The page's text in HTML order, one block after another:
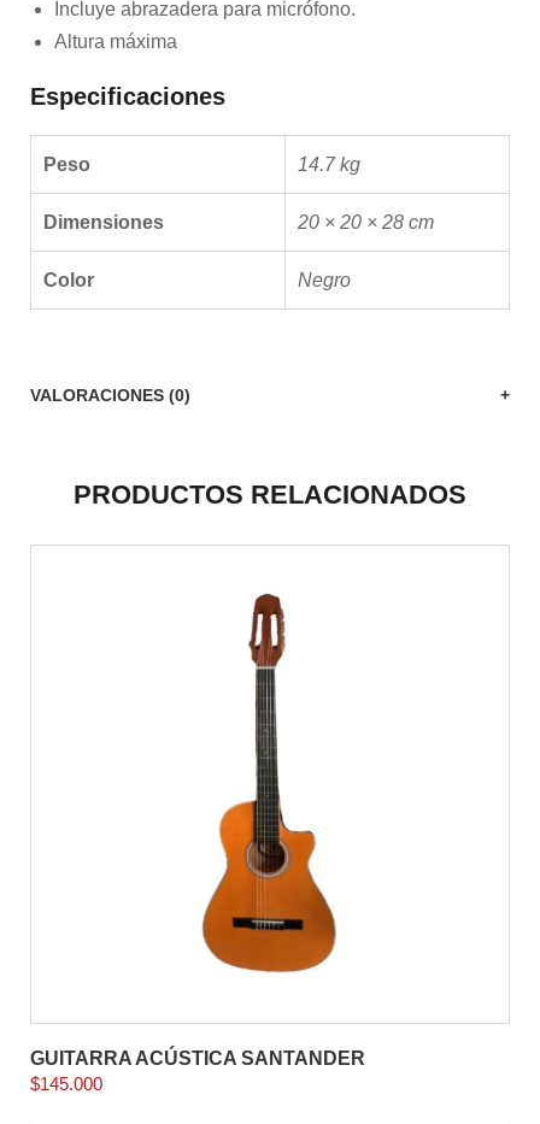
Incluye abrazadera para micrófono.
Altura máxima
Especificaciones
Peso 14.7 kg
Dimensiones 20 × 20 × 28 cm
Color Negro
VALORACIONES (0)
PRODUCTOS RELACIONADOS
GUITARRA ACÚSTICA SANTANDER
$145.000